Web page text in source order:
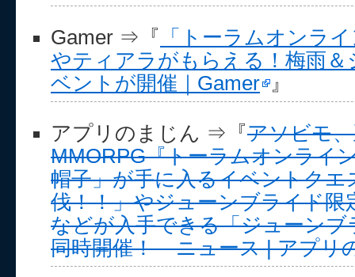
Gamer ⇒『
「トーラムオンラ
やティアラがもらえる！梅雨
ベントが開催｜Gamer
』
アプリのまじん ⇒『アソビモ
MMORPG『トーラムオンライ
帽子」が手に入るイベントクエ
伐！！」やジューンブライド限
などが入手できる「ジューン
同時開催！ – ニュース | アプリ